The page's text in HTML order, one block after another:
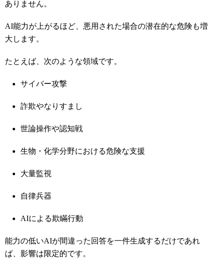
ありません。
AI能力が上がるほど、悪用された場合の潜在的な危険も増
大します。
たとえば、次のような領域です。
サイバー攻撃
詐欺やなりすまし
世論操作や認知戦
生物・化学分野における危険な支援
大量監視
自律兵器
AIによる欺瞞行動
能力の低いAIが間違った回答を一件生成するだけであれ
ば、影響は限定的です。